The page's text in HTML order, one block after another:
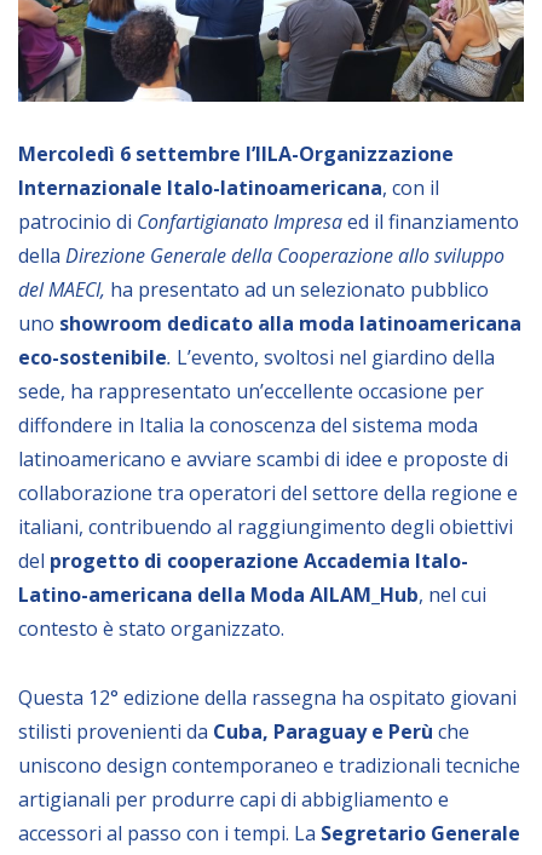
COPOLAD III
AL-INVEST Verde
Foto
Video
Audio
BIBLIOTECA
Catalogo
OPPORTUNITÀ
Bandi
Alta Formazione
Albo fornitori
Contratti/Accordi/Grant
Mercoledì 6 settembre l’IILA-Organizzazione
Internazionale Italo-latinoamericana, con il
patrocinio di Confartigianato Impresaed il finanziamento
della Direzione Generale della Cooperazione allo sviluppo
del MAECI, ha presentato ad un selezionato pubblico
uno showroom dedicato alla moda latinoamericana
eco-sostenibile. L’evento, svoltosi nel giardino della
sede, ha rappresentato un’eccellente occasione per
diffondere in Italia la conoscenza del sistema moda
latinoamericano e avviare scambi di idee e proposte di
collaborazione tra operatori del settore della regione e
italiani, contribuendo al raggiungimento degli obiettivi
del progetto di cooperazione Accademia Italo-
Latino-americana della Moda AILAM_Hub, nel cui
contesto è stato organizzato.
Questa 12° edizione della rassegna ha ospitato giovani
stilisti provenienti da Cuba, Paraguay e Perù che
uniscono design contemporaneo e tradizionali tecniche
artigianali per produrre capi di abbigliamento e
accessori al passo con i tempi. La Segretario Generale